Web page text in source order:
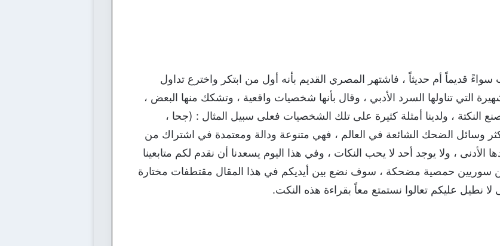
قديماً أم حديثاً ، فاشتهر المصري القديم بأنه أول من ابتكر واخترع تداول
التي تناولها السرد الأدبي ، وقال بأنها شخصيات واقعية ، وتشكك منها البعض ،
النكتة ، ولدينا أمثلة كثيرة على تلك الشخصيات فعلى سبيل المثال : (جحا ،
وسائل الضحك الشائعة في العالم ، فهي متنوعة ودالة ومعتمدة في اشتراك من
الأدنى ، ولا يوجد أحد لا يحب النكات ، وفي هذا اليوم يسعدنا أن نقدم لكم متابعينا
حمصية مضحكة ، سوف نضع بين أيديكم في هذا المقال مقتطفات مختارة
نطيل عليكم تعالوا نستمتع معاً بقراءة هذه النكت.